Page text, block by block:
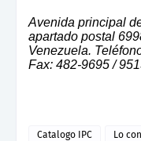
Avenida principal
apartado postal
Venezuela.
Fax: 482-9695 /
Catalogo IPC Lo